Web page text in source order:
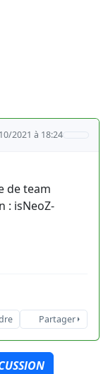
2021 à 18:24
de team
: isNeoZ-
Partager